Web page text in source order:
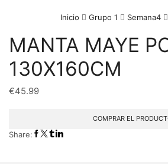
Inicio Grupo 1 Semana4
MANTA MAYE
130X160CM
€45.99
COMPRAR EL
Share: